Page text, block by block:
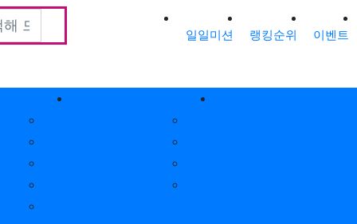
일일미션 랭킹순위 이벤트